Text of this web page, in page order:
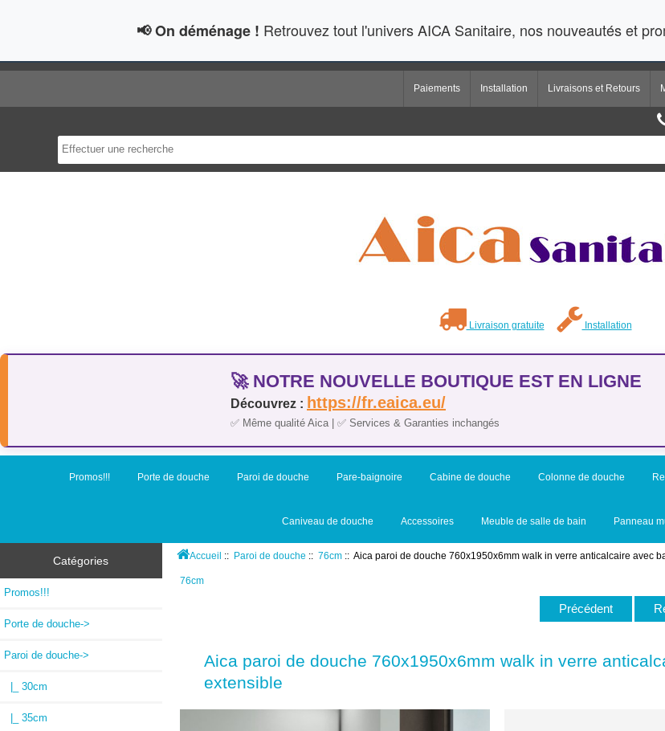
📢 On déménage ! Retrouvez tout l'univers AICA Sanitaire, nos nouveautés et
Paiements Installation Livraisons et Retours
Livraison gratuite Installation
🚀 NOTRE NOUVELLE BOUTIQUE EST EN LIGNE
Découvrez : https://fr.eaica.eu/
✅ Même qualité Aica | ✅ Services & Garanties inchangés
Promos!!! Porte de douche Paroi de douche Pare-baignoire Cabine de douche Colonne de douche
Caniveau de douche Accessoires Meuble de salle de bain Panneau
Catégories
Promos!!!
Porte de douche->
Paroi de douche->
|_ 30cm
|_ 35cm
Accueil :: Paroi de douche ::76cm :: Aica paroi de douche 760x1950x6mm walk in verre anticalcaire avec
76cm
Précédent
Aica paroi de douche 760x1950x6mm walk in verre
extensible